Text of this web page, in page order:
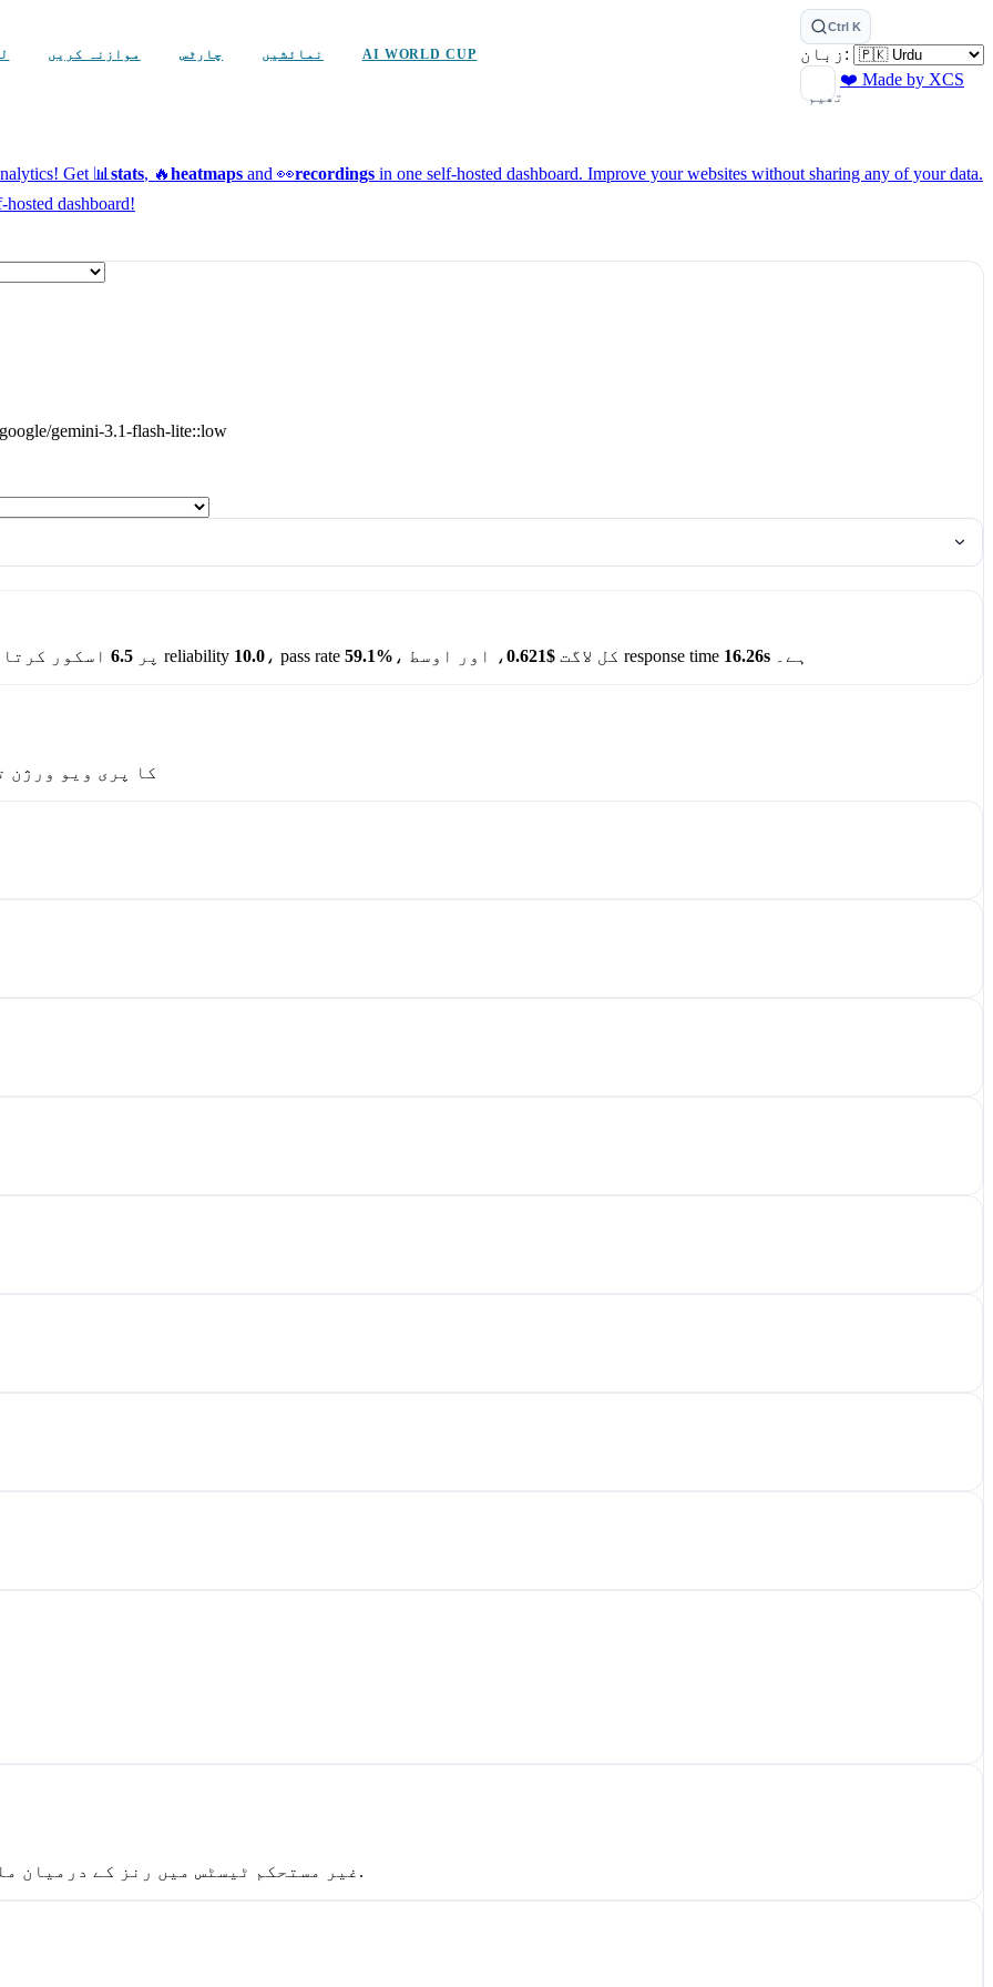
موازنہ کریں چارٹس نمائشیں AI WORLD CUP
Ctrl K
زبان:
تھیم
❤️ Made by XCS
Get 📊 stats, 🔥heatmaps and 👀recordings in one self-hosted dashboard. Improve your websites without sharing any of your data.
dashboard!
google/gemini-3.1-flash-lite::low
AI BENCHY پر 6.5 اسکور پر ہے۔ اس کی reliability 10.0 ، pass rate 59.1% ، کل لاگت $0.621 ، اور اوسط response time 16.26s ہے۔
کا پری ویو ورژن
غیر مستحکم ٹیسٹس میں رنز کے درمیان ملے جلے نتائج آئے (کم از کم ایک کامیاب اور ایک ناکام).